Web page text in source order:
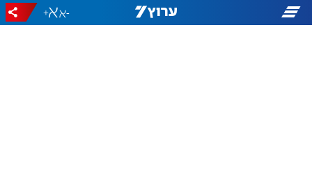
-
+